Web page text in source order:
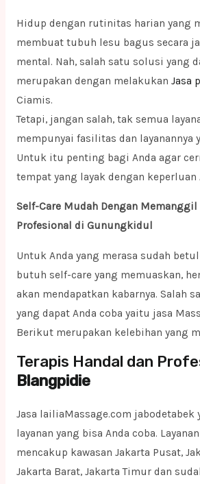
Hidup dengan rutinitas harian yang
membuat tubuh lesu bagus secara
mental. Nah, salah satu solusi yang
merupakan dengan melakukan Jasa
Ciamis.
Tetapi, jangan salah, tak semua
mempunyai fasilitas dan layanannya
Untuk itu penting bagi Anda agar
tempat yang layak dengan keperluan
Self-Care Mudah Dengan
Profesional di Gunungkidul
Untuk Anda yang merasa sudah
butuh self-care yang memuaskan,
akan mendapatkan kabarnya. Salah
yang dapat Anda coba yaitu jasa
Berikut merupakan kelebihan yang
Terapis Handal dan
Blangpidie
Jasa lailiaMassage.com jabodetabek
layanan yang bisa Anda coba.
mencakup kawasan Jakarta Pusat,
Jakarta Barat, Jakarta Timur dan